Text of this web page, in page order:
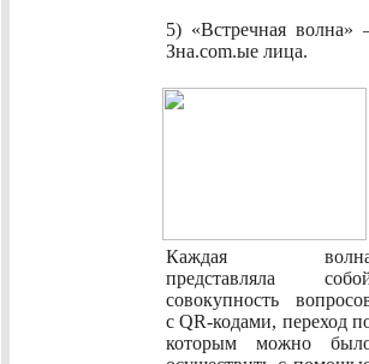
5) «Встречная волна»
Зна.com.ые лица.
Каждая
представляла
совокупность
с QR-кодами, переход
которым можно